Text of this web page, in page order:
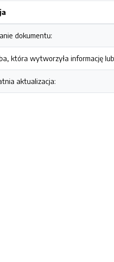
dokumentu:
która wytworzyła informację
aktualizacja: